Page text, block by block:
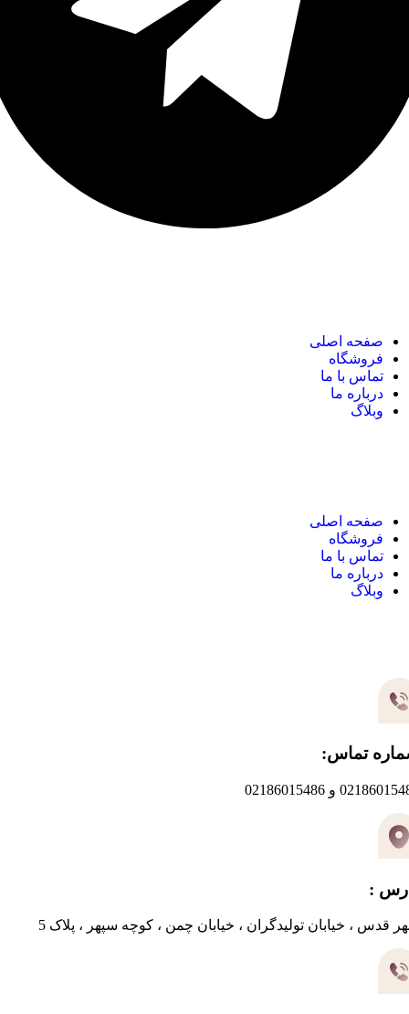
صفحه اصلی
فروشگاه
تماس با ما
درباره ما
وبلاگ
صفحه اصلی
فروشگاه
تماس با ما
درباره ما
وبلاگ
تماس:
و 02186015486
:
قدس ، خیابان تولیدگران ، خیابان چمن ، کوچه سپهر ، پلاک 5